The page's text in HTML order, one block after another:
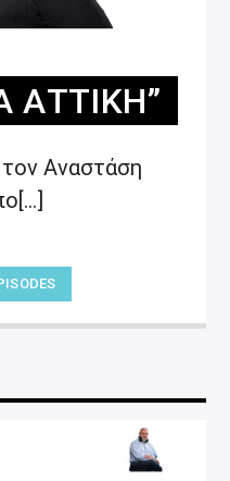
ΑΤΤΙΚΉ”
Αναστάση